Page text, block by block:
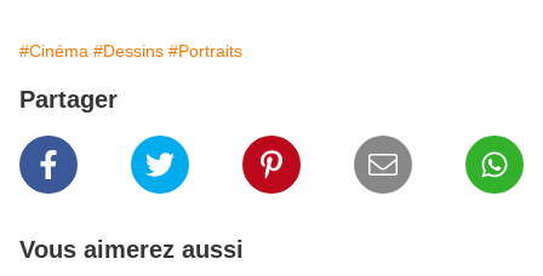
#Cinéma #Dessins #Portraits
Partager
Vous aimerez aussi